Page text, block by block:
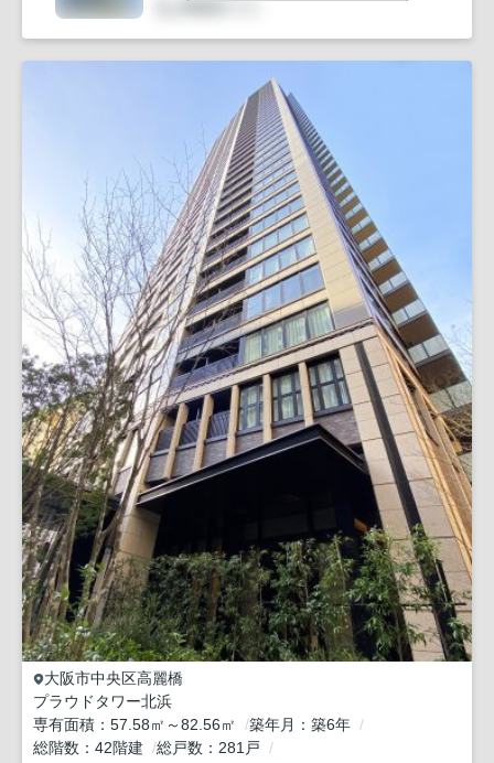
大阪市中央区高麗橋
プラウドタワー北浜
専有面積
57.58㎡～82.56㎡ 築年月
築6年
総階数
42階建 総戸数
281戸